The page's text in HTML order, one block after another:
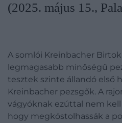
(2025. május 15.,
A somlói Kreinbacher
legmagasabb minőségű
tesztek szinte állandó első
Kreinbacher pezsgők. A
vágyóknak ezúttal nem
hogy megkóstolhassák a